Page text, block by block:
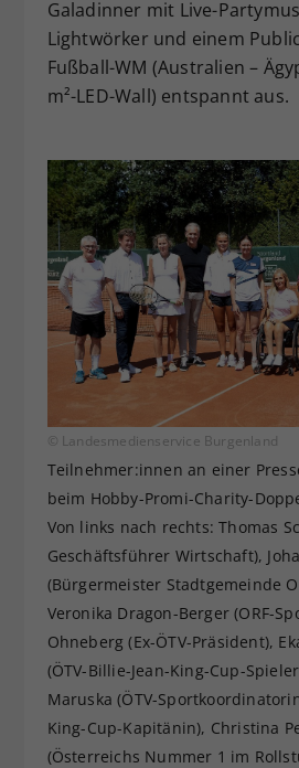
Galadinner mit Live-
Lightwörker und einem
Fußball-WM (Australien –
m²-LED-Wall) entspannt aus.
© Landesmedienservice Burgenland
Teilnehmer:innen an einer
beim Hobby-Promi-Charity-
Von links nach rechts: Thomas
Geschäftsführer Wirtschaft),
(Bürgermeister Stadtgemeinde
Veronika Dragon-Berger (ORF-
Ohneberg (Ex-ÖTV-Präsident),
(ÖTV-Billie-Jean-King-Cup-
Maruska (ÖTV-
King-Cup-Kapitänin), Christina
(Österreichs Nummer 1 im